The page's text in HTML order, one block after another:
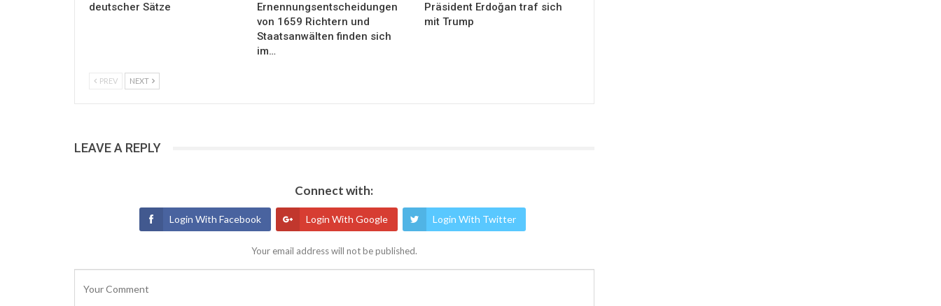
deutscher Sätze
Ernennungsentscheidungen
von 1659 Richtern und
Staatsanwälten finden sich
im…
Präsident Erdoğan traf sich
mit Trump
PREV NEXT
LEAVE A REPLY
Connect with:
Login With Facebook Login With Google Login With Twitter
Your email address will not be published.